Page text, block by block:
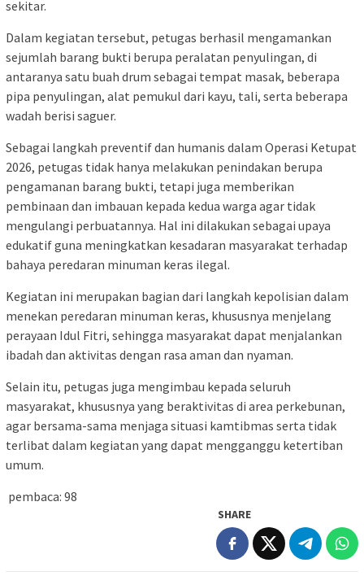
sekitar.
Dalam kegiatan tersebut, petugas berhasil mengamankan
sejumlah barang bukti berupa peralatan penyulingan, di
antaranya satu buah drum sebagai tempat masak, beberapa
pipa penyulingan, alat pemukul dari kayu, tali, serta beberapa
wadah berisi saguer.
Sebagai langkah preventif dan humanis dalam Operasi Ketupat
2026, petugas tidak hanya melakukan penindakan berupa
pengamanan barang bukti, tetapi juga memberikan
pembinaan dan imbauan kepada kedua warga agar tidak
mengulangi perbuatannya. Hal ini dilakukan sebagai upaya
edukatif guna meningkatkan kesadaran masyarakat terhadap
bahaya peredaran minuman keras ilegal.
Kegiatan ini merupakan bagian dari langkah kepolisian dalam
menekan peredaran minuman keras, khususnya menjelang
perayaan Idul Fitri, sehingga masyarakat dapat menjalankan
ibadah dan aktivitas dengan rasa aman dan nyaman.
Selain itu, petugas juga mengimbau kepada seluruh
masyarakat, khususnya yang beraktivitas di area perkebunan,
agar bersama-sama menjaga situasi kamtibmas serta tidak
terlibat dalam kegiatan yang dapat mengganggu ketertiban
umum.
pembaca: 98
SHARE